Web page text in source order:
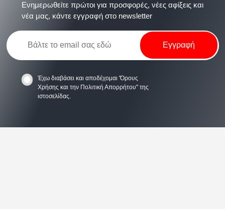
Ενημερωθείτε πρώτοι για προσφορές, νέες αφίξεις και
νέα μας, κάντε εγγραφή στο newsletter
Έχω διαβάσει και αποδέχομαι'Όρους
Χρήσης και την Πολιτική Απορρήτου" της
ιστοσελίδας.